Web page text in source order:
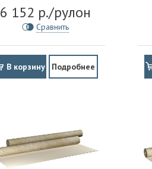
6 152 р./рулон
Сравнить
В корзину Подробнее